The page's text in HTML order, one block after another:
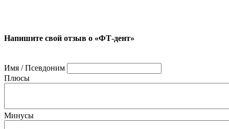
Напишите свой отзыв о «ФТ-дент»
Имя / Псевдоним
Плюсы
Минусы